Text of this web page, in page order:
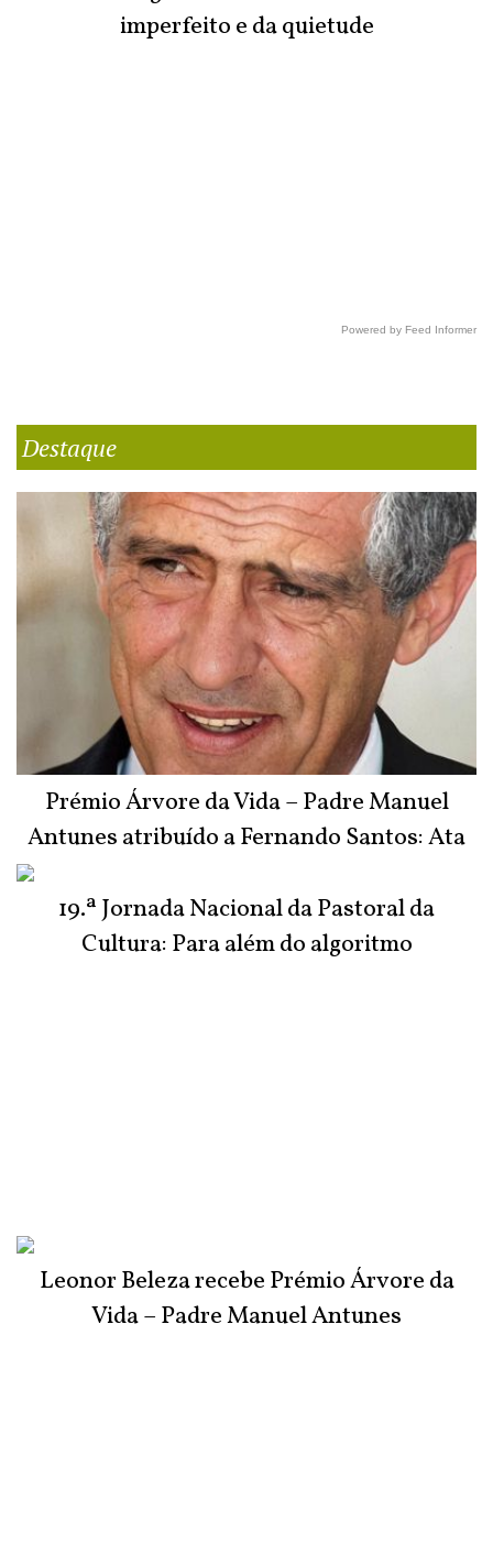
imperfeito e da quietude
Powered by Feed Informer
Destaque
Prémio Árvore da Vida – Padre Manuel
Antunes atribuído a Fernando Santos: Ata
19.ª Jornada Nacional da Pastoral da
Cultura: Para além do algoritmo
Leonor Beleza recebe Prémio Árvore da
Vida – Padre Manuel Antunes